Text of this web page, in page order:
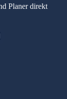
Planer direkt